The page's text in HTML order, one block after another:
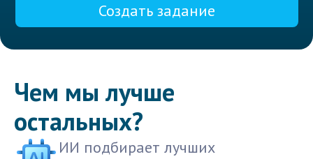
Создать задание
Чем мы лучше
остальных?
ИИ подбирает лучших